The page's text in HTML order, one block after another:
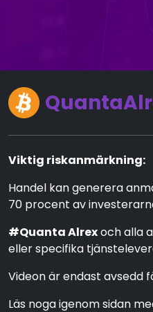
Viktig riskanmärkning:
Handel kan generera
70 procent av
#Quanta Alrexoch alla
eller specifika
Videon är endast avsedd
Läs noga igenom sidan